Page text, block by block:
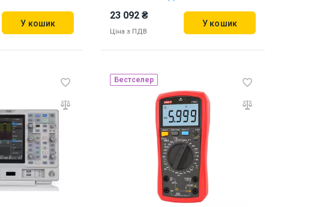
У кошик
Львів
23 092 ₴
Ціна з ПДВ
У кошик
Наявність на складі: Львів
Бестселер